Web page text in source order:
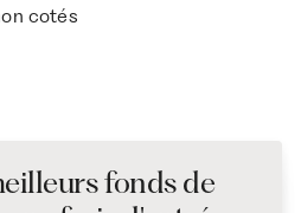
cotés
fonds de